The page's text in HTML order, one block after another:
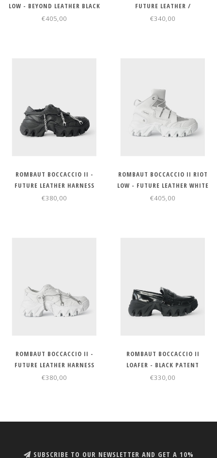
LOW - BEYOND LEATHER BLACK
€405,00
FUTURE LEATHER /
REGENERATED NYLON
€340,00
ROMBAUT BOCCACCIO II -
FUTURE LEATHER HARNESS
BLACK
€380,00
ROMBAUT BOCCACCIO II RIOT
LOW - FUTURE LEATHER WHITE
€405,00
ROMBAUT BOCCACCIO II -
FUTURE LEATHER HARNESS
WHITE
€380,00
ROMBAUT BOCCACCIO II
LOAFER - BLACK PATENT
€330,00
SUBSCRIBE TO OUR NEWSLETTER AND GET A 10%